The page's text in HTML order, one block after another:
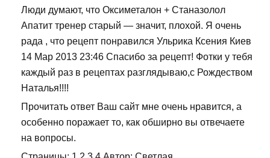
Люди думают, что Оксиметалон + Станазолол
Апатит тренер старый — значит, плохой. Я очень
рада , что рецепт понравился Ульрика Ксения Киев
14 Мар 2013 23:46 Спасибо за рецепт! Фотки у тебя
каждый раз в рецептах разглядываю,с Рождеством
Наталья!!!!
Прочитать ответ Ваш сайт мне очень нравится, а
особенно поражает то, как обширно вы отвечаете
на вопросы.